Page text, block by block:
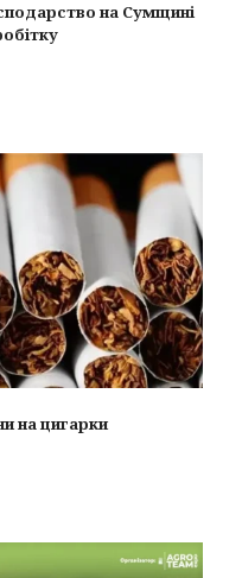
на Сумщині
на цигарки